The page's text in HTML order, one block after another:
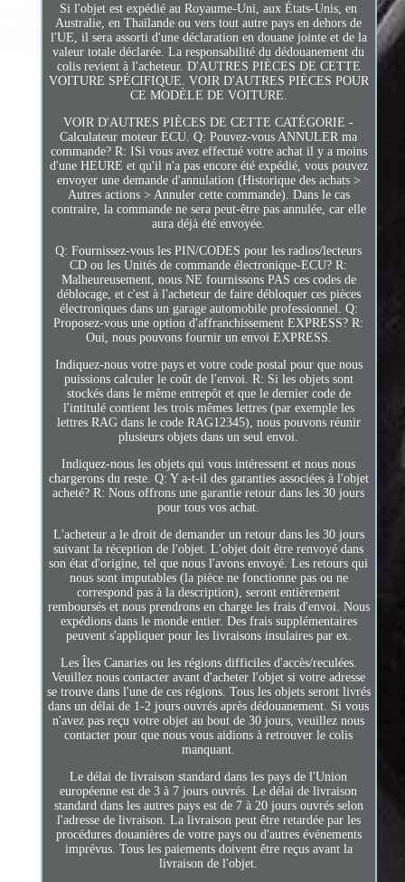
Si l'objet est expédié au Royaume-Uni, aux États-Unis, en
Australie, en Thaïlande ou vers tout autre pays en dehors de
l'UE, il sera assorti d'une déclaration en douane jointe et de la
valeur totale déclarée. La responsabilité du dédouanement du
colis revient à l'acheteur. D'AUTRES PIÈCES DE CETTE
VOITURE SPÉCIFIQUE. VOIR D'AUTRES PIÈCES POUR
CE MODÈLE DE VOITURE.
VOIR D'AUTRES PIÈCES DE CETTE CATÉGORIE -
Calculateur moteur ECU. Q: Pouvez-vous ANNULER ma
commande? R: ISi vous avez effectué votre achat il y a moins
d'une HEURE et qu'il n'a pas encore été expédié, vous pouvez
envoyer une demande d'annulation (Historique des achats >
Autres actions > Annuler cette commande). Dans le cas
contraire, la commande ne sera peut-être pas annulée, car elle
aura déjà été envoyée.
Q: Fournissez-vous les PIN/CODES pour les radios/lecteurs
CD ou les Unités de commande électronique-ECU? R:
Malheureusement, nous NE fournissons PAS ces codes de
déblocage, et c'est à l'acheteur de faire débloquer ces pièces
électroniques dans un garage automobile professionnel. Q:
Proposez-vous une option d'affranchissement EXPRESS? R:
Oui, nous pouvons fournir un envoi EXPRESS.
Indiquez-nous votre pays et votre code postal pour que nous
puissions calculer le coût de l'envoi. R: Si les objets sont
stockés dans le même entrepôt et que le dernier code de
l'intitulé contient les trois mêmes lettres (par exemple les
lettres RAG dans le code RAG12345), nous pouvons réunir
plusieurs objets dans un seul envoi.
Indiquez-nous les objets qui vous intéressent et nous nous
chargerons du reste. Q: Y a-t-il des garanties associées à l'objet
acheté? R: Nous offrons une garantie retour dans les 30 jours
pour tous vos achat.
L'acheteur a le droit de demander un retour dans les 30 jours
suivant la réception de l'objet. L'objet doit être renvoyé dans
son état d'origine, tel que nous l'avons envoyé. Les retours qui
nous sont imputables (la pièce ne fonctionne pas ou ne
correspond pas à la description), seront entièrement
remboursés et nous prendrons en charge les frais d'envoi. Nous
expédions dans le monde entier. Des frais supplémentaires
peuvent s'appliquer pour les livraisons insulaires par ex.
Les Îles Canaries ou les régions difficiles d'accès/reculées.
Veuillez nous contacter avant d'acheter l'objet si votre adresse
se trouve dans l'une de ces régions. Tous les objets seront livrés
dans un délai de 1-2 jours ouvrés après dédouanement. Si vous
n'avez pas reçu votre objet au bout de 30 jours, veuillez nous
contacter pour que nous vous aidions à retrouver le colis
manquant.
Le délai de livraison standard dans les pays de l'Union
européenne est de 3 à 7 jours ouvrés. Le délai de livraison
standard dans les autres pays est de 7 à 20 jours ouvrés selon
l'adresse de livraison. La livraison peut être retardée par les
procédures douanières de votre pays ou d'autres événements
imprévus. Tous les paiements doivent être reçus avant la
livraison de l'objet.